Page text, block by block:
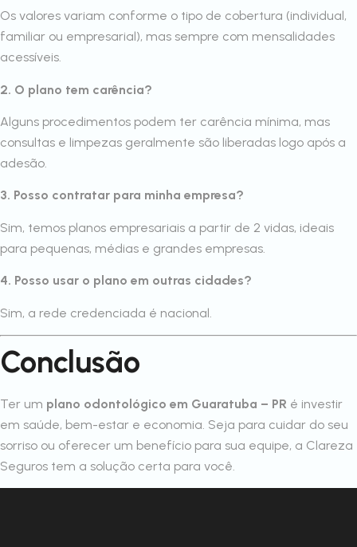
Os valores variam conforme o tipo de cobertura (individual,
familiar ou empresarial), mas sempre com mensalidades
acessíveis.
2. O plano tem carência?
Alguns procedimentos podem ter carência mínima, mas
consultas e limpezas geralmente são liberadas logo após a
adesão.
3. Posso contratar para minha empresa?
Sim, temos planos empresariais a partir de 2 vidas, ideais
para pequenas, médias e grandes empresas.
4. Posso usar o plano em outras cidades?
Sim, a rede credenciada é nacional.
Conclusão
Ter um plano odontológico em Guaratuba – PR é investir
em saúde, bem-estar e economia. Seja para cuidar do seu
sorriso ou oferecer um benefício para sua equipe, a Clareza
Seguros tem a solução certa para você.